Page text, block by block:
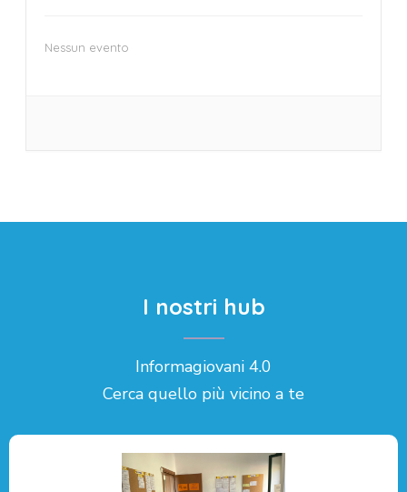
Nessun evento
I nostri hub
Informagiovani 4.0
Cerca quello più vicino a te